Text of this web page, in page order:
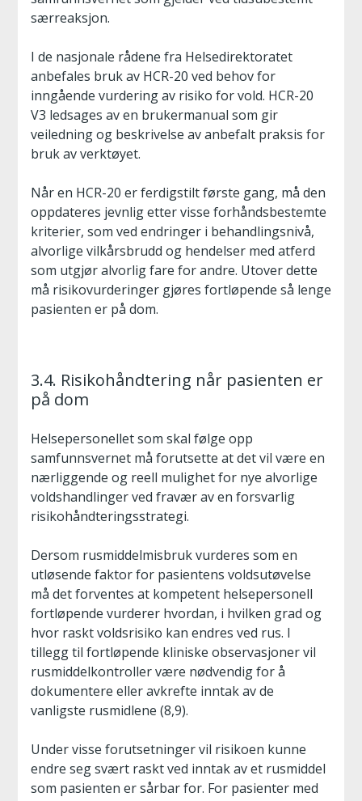
særreaksjon.
I de nasjonale rådene fra Helsedirektoratet
anbefales bruk av HCR-20 ved behov for
inngående vurdering av risiko for vold. HCR-20
V3 ledsages av en brukermanual som gir
veiledning og beskrivelse av anbefalt praksis for
bruk av verktøyet.
Når en HCR-20 er ferdigstilt første gang, må den
oppdateres jevnlig etter visse forhåndsbestemte
kriterier, som ved endringer i behandlingsnivå,
alvorlige vilkårsbrudd og hendelser med atferd
som utgjør alvorlig fare for andre. Utover dette
må risikovurderinger gjøres fortløpende så lenge
pasienten er på dom.
3.4. Risikohåndtering når pasienten er
på dom
Helsepersonellet som skal følge opp
samfunnsvernet må forutsette at det vil være en
nærliggende og reell mulighet for nye alvorlige
voldshandlinger ved fravær av en forsvarlig
risikohåndteringsstrategi.
Dersom rusmiddelmisbruk vurderes som en
utløsende faktor for pasientens voldsutøvelse
må det forventes at kompetent helsepersonell
fortløpende vurderer hvordan, i hvilken grad og
hvor raskt voldsrisiko kan endres ved rus. I
tillegg til fortløpende kliniske observasjoner vil
rusmiddelkontroller være nødvendig for å
dokumentere eller avkrefte inntak av de
vanligste rusmidlene (8,9).
Under visse forutsetninger vil risikoen kunne
endre seg svært raskt ved inntak av et rusmiddel
som pasienten er sårbar for. For pasienter med